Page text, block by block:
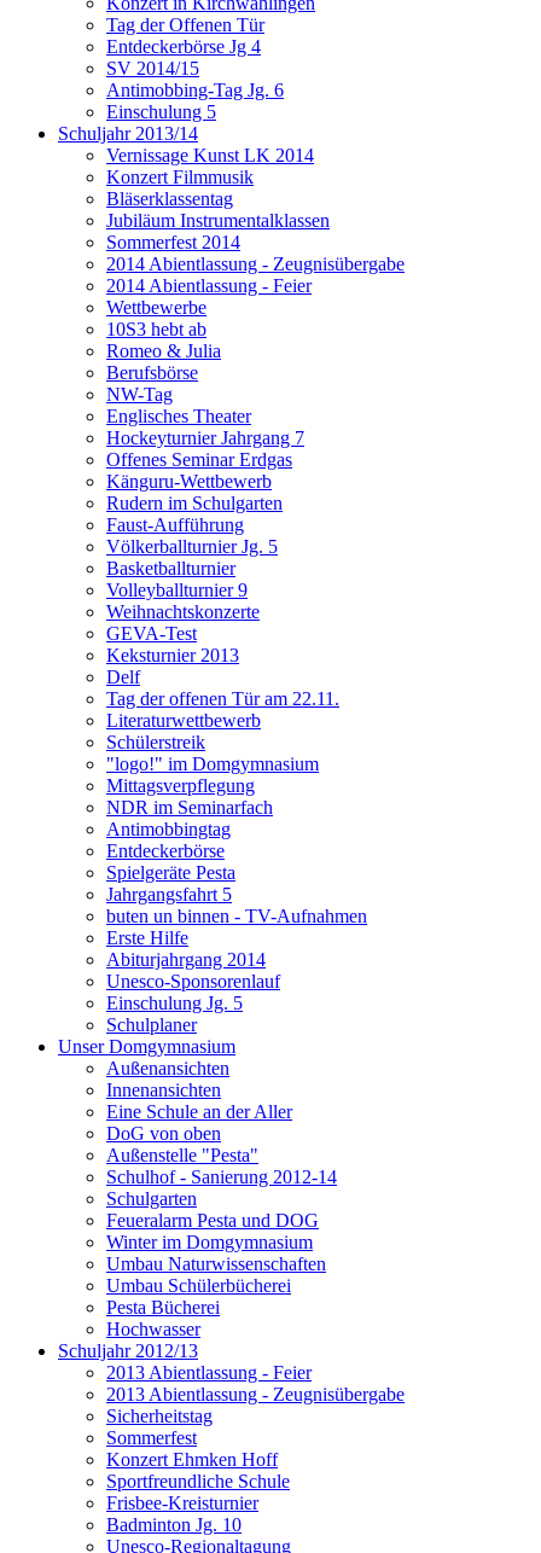
Tag der Offenen Tür
Entdeckerbörse Jg 4
SV 2014/15
Antimobbing-Tag Jg. 6
Einschulung 5
Schuljahr 2013/14
Vernissage Kunst LK 2014
Konzert Filmmusik
Bläserklassentag
Jubiläum Instrumentalklassen
Sommerfest 2014
2014 Abientlassung - Zeugnisübergabe
2014 Abientlassung - Feier
Wettbewerbe
10S3 hebt ab
Romeo & Julia
Berufsbörse
NW-Tag
Englisches Theater
Hockeyturnier Jahrgang 7
Offenes Seminar Erdgas
Känguru-Wettbewerb
Rudern im Schulgarten
Faust-Aufführung
Völkerballturnier Jg. 5
Basketballturnier
Volleyballturnier 9
Weihnachtskonzerte
GEVA-Test
Keksturnier 2013
Delf
Tag der offenen Tür am 22.11.
Literaturwettbewerb
Schülerstreik
"logo!" im Domgymnasium
Mittagsverpflegung
NDR im Seminarfach
Antimobbingtag
Entdeckerbörse
Spielgeräte Pesta
Jahrgangsfahrt 5
buten un binnen - TV-Aufnahmen
Erste Hilfe
Abiturjahrgang 2014
Unesco-Sponsorenlauf
Einschulung Jg. 5
Schulplaner
Unser Domgymnasium
Außenansichten
Innenansichten
Eine Schule an der Aller
DoG von oben
Außenstelle "Pesta"
Schulhof - Sanierung 2012-14
Schulgarten
Feueralarm Pesta und DOG
Winter im Domgymnasium
Umbau Naturwissenschaften
Umbau Schülerbücherei
Pesta Bücherei
Hochwasser
Schuljahr 2012/13
2013 Abientlassung - Feier
2013 Abientlassung - Zeugnisübergabe
Sicherheitstag
Sommerfest
Konzert Ehmken Hoff
Sportfreundliche Schule
Frisbee-Kreisturnier
Badminton Jg. 10
Unesco-Regionaltagung